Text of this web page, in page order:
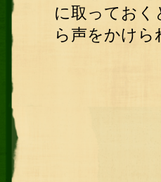
に取っておく
ら声をかけら